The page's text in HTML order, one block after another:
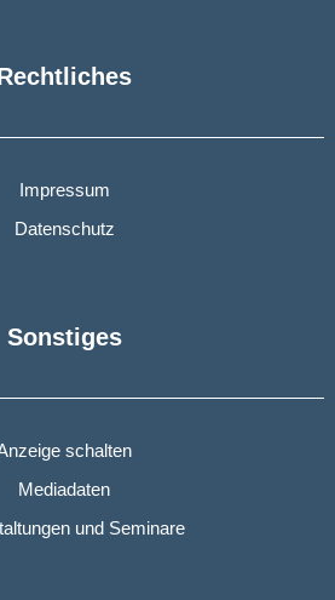
Impressum
Datenschutz
Sonstiges
schalten
Mediadaten
und Seminare